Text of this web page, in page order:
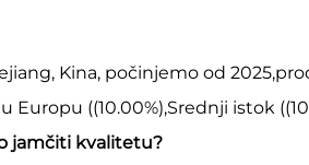
Kina, počinjemo od
Europu ((10.00%),Srednji istok
jamčiti kvalitetu?